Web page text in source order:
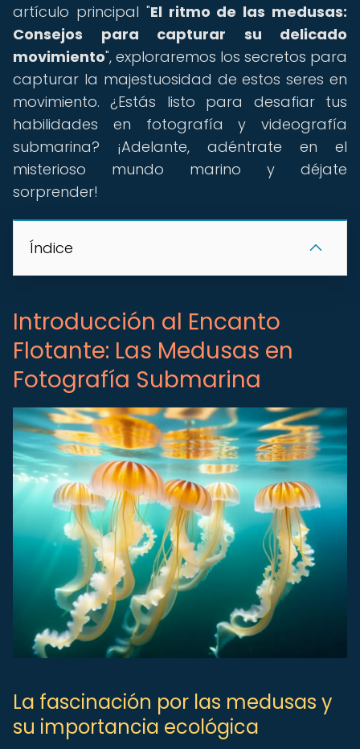
artículo principal "El ritmo de las medusas:
Consejos para capturar su delicado
movimiento", exploraremos los secretos para
capturar la majestuosidad de estos seres en
movimiento. ¿Estás listo para desafiar tus
habilidades en fotografía y videografía
submarina? ¡Adelante, adéntrate en el
misterioso mundo marino y déjate
sorprender!
Índice
Introducción al Encanto
Flotante: Las Medusas en
Fotografía Submarina
La fascinación por las medusas y
su importancia ecológica